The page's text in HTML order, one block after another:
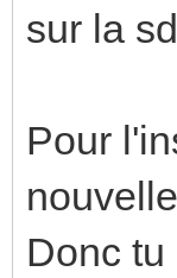
sur la
Pour
Donc